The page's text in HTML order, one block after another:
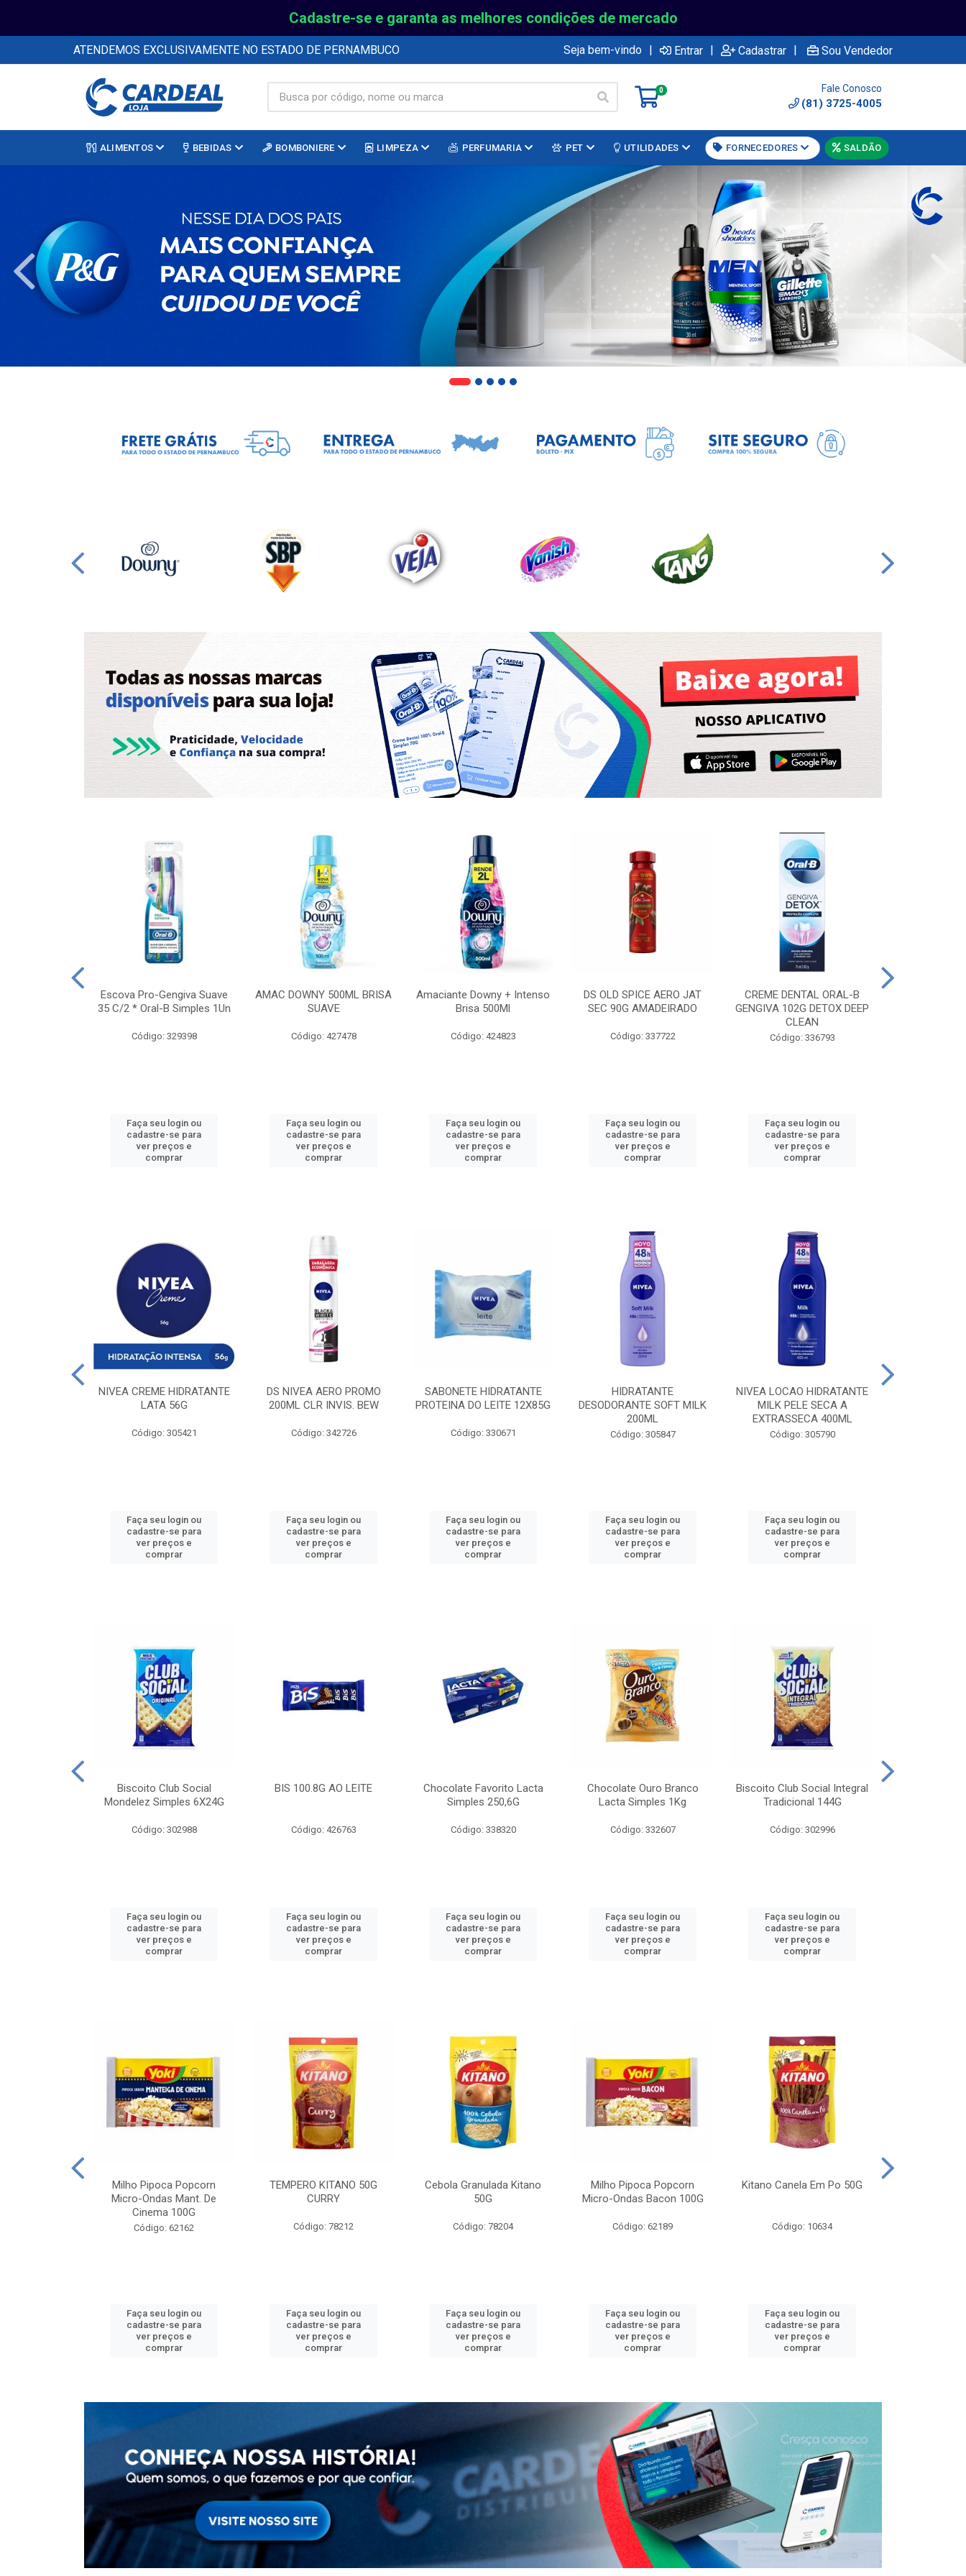
Cadastre-se e garanta as melhores condições de mercado
ATENDEMOS EXCLUSIVAMENTE NO ESTADO DE PERNAMBUCO Seja bem-vindo | Entrar | Cadastrar | Sou Vendedor
0 Fale Conosco
(81) 3725-4005
ALIMENTOS BEBIDAS BOMBONIERE LIMPEZA PERFUMARIA PET UTILIDADES FORNECEDORES SALDÃO
Escova Pro-Gengiva Suave
35 C/2 * Oral-B Simples 1Un
Código: 329398
Faça seu login ou
cadastre-se para
ver preços e
comprar
AMAC DOWNY 500ML BRISA
SUAVE
Código: 427478
Faça seu login ou
cadastre-se para
ver preços e
comprar
Amaciante Downy + Intenso
Brisa 500Ml
Código: 424823
Faça seu login ou
cadastre-se para
ver preços e
comprar
DS OLD SPICE AERO JAT
SEC 90G AMADEIRADO
Código: 337722
Faça seu login ou
cadastre-se para
ver preços e
comprar
CREME DENTAL ORAL-B
GENGIVA 102G DETOX DEEP
CLEAN
Código: 336793
Faça seu login ou
cadastre-se para
ver preços e
comprar
NIVEA CREME HIDRATANTE
LATA 56G
Código: 305421
Faça seu login ou
cadastre-se para
ver preços e
comprar
DS NIVEA AERO PROMO
200ML CLR INVIS. BEW
Código: 342726
Faça seu login ou
cadastre-se para
ver preços e
comprar
SABONETE HIDRATANTE
PROTEINA DO LEITE 12X85G
Código: 330671
Faça seu login ou
cadastre-se para
ver preços e
comprar
HIDRATANTE
DESODORANTE SOFT MILK
200ML
Código: 305847
Faça seu login ou
cadastre-se para
ver preços e
comprar
NIVEA LOCAO HIDRATANTE
MILK PELE SECA A
EXTRASSECA 400ML
Código: 305790
Faça seu login ou
cadastre-se para
ver preços e
comprar
Biscoito Club Social
Mondelez Simples 6X24G
Código: 302988
Faça seu login ou
cadastre-se para
ver preços e
comprar
BIS 100.8G AO LEITE
Código: 426763
Faça seu login ou
cadastre-se para
ver preços e
comprar
Chocolate Favorito Lacta
Simples 250,6G
Código: 338320
Faça seu login ou
cadastre-se para
ver preços e
comprar
Chocolate Ouro Branco
Lacta Simples 1Kg
Código: 332607
Faça seu login ou
cadastre-se para
ver preços e
comprar
Biscoito Club Social Integral
Tradicional 144G
Código: 302996
Faça seu login ou
cadastre-se para
ver preços e
comprar
Milho Pipoca Popcorn
Micro-Ondas Mant. De
Cinema 100G
Código: 62162
Faça seu login ou
cadastre-se para
ver preços e
comprar
TEMPERO KITANO 50G
CURRY
Código: 78212
Faça seu login ou
cadastre-se para
ver preços e
comprar
Cebola Granulada Kitano
50G
Código: 78204
Faça seu login ou
cadastre-se para
ver preços e
comprar
Milho Pipoca Popcorn
Micro-Ondas Bacon 100G
Código: 62189
Faça seu login ou
cadastre-se para
ver preços e
comprar
Kitano Canela Em Po 50G
Código: 10634
Faça seu login ou
cadastre-se para
ver preços e
comprar